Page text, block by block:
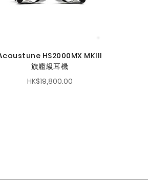
HS2000MX MKIII
旗艦級耳機
HK$19,800.00